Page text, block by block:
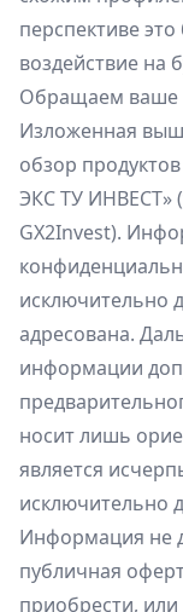
перспективе
воздействие на
Обращаем ваше
Изложенная
обзор
ЭКС ТУ ИНВЕСТ»
GX2Invest).
исключительно
адресована.
информации
носит лишь
является
исключительно
Информация не
публичная
приобрести,